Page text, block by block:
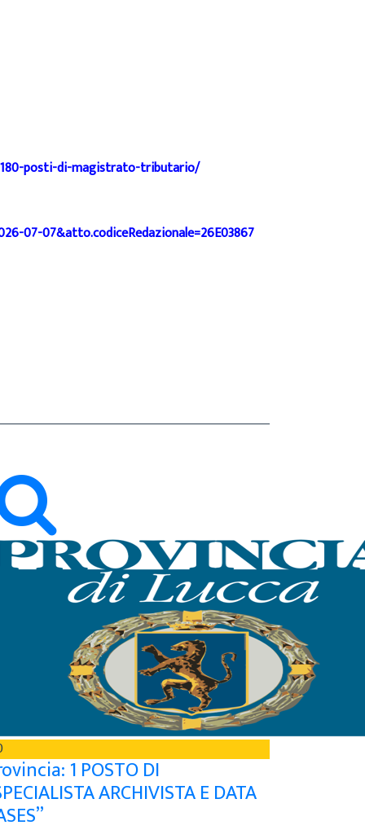
posti-di-magistrato-tributario/
07-07&atto.codiceRedazionale=26E03867
1 POSTO DI
ARCHIVISTA E DATA